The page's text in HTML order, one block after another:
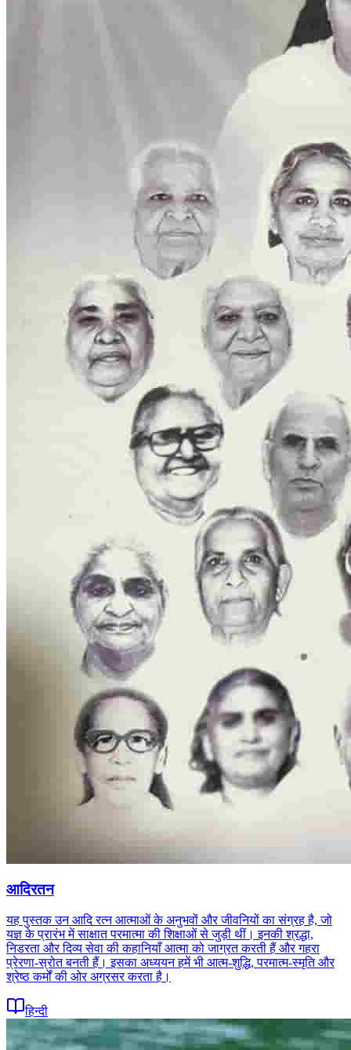
आदिरतन
यह पुस्तक उन आदि रत्न आत्माओं के अनुभवों और जीवनियों का संग्रह है, जो
यज्ञ के प्रारंभ में साक्षात परमात्मा की शिक्षाओं से जुड़ी थीं। इनकी श्रद्धा,
निडरता और दिव्य सेवा की कहानियाँ आत्मा को जाग्रत करती हैं और गहरा
प्रेरणा-स्रोत बनती हैं। इसका अध्ययन हमें भी आत्म-शुद्धि, परमात्म-स्मृति और
श्रेष्ठ कर्मों की ओर अग्रसर करता है।
हिन्दी